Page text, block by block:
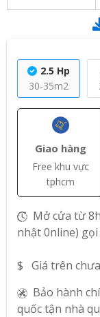
2.5 Hp
30-35m2
Giao hàng
Free khu vực
tphcm
Mở cửa từ
nhật 0nline)
$ Giá trên
Bảo hành
quốc tận nhà